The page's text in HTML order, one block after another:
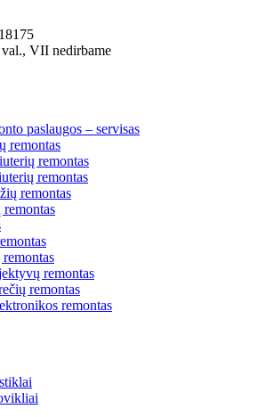
VII nedirbame
paslaugos – servisas
remontas
remontas
remontas
remontas
remontas
remontas
remontas